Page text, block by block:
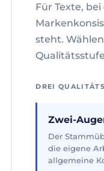
Für Texte,
steht.
DREI
Zwei-
Der
die eigene
allgemeine